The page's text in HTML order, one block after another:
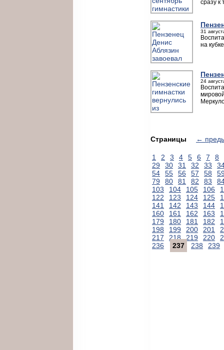
сразу к
31
на
24
Страницы ←
1 2 3 4 5 6 7
8
29
30 31 32 33
54
55 56 57 58
79
80 81 82 83
103
104 105 106
122
123 124 125
141
142 143 144
160
161 162 163
179
180 181 182
198
199 200 201
217
218 219 220
236
237 238 239